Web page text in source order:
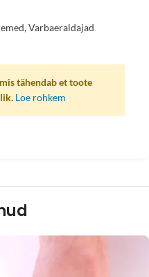
,Varbaeraldajad
tähendab et toote
Loe rohkem